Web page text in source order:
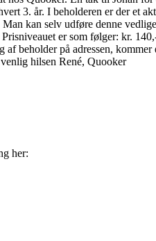
3. år. I beholderen er der et
kan selv udføre denne
er som følger: kr.
beholder på adressen,
hilsen René, Quooker
her: